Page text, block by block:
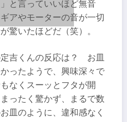
と言っていいほど無音
アやモーターの音が一切
驚いたほどだ（笑）。
吉くんの反応は？ お皿
ったようで、興味深々で
なくスーッとフタが開
ったく驚かず、まるで数
皿のように、違和感なく